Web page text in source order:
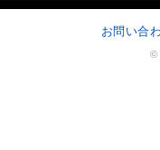
お問い合
©